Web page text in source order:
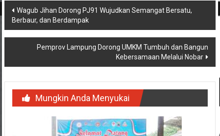
Navigasi
pos
Wagub Jihan Dorong PJ91 Wujudkan Semangat Bersatu,
Berbaur, dan Berdampak
Pemprov Lampung Dorong UMKM Tumbuh dan Bangun
Kebersamaan Melalui Nobar
Mungkin Anda Menyukai